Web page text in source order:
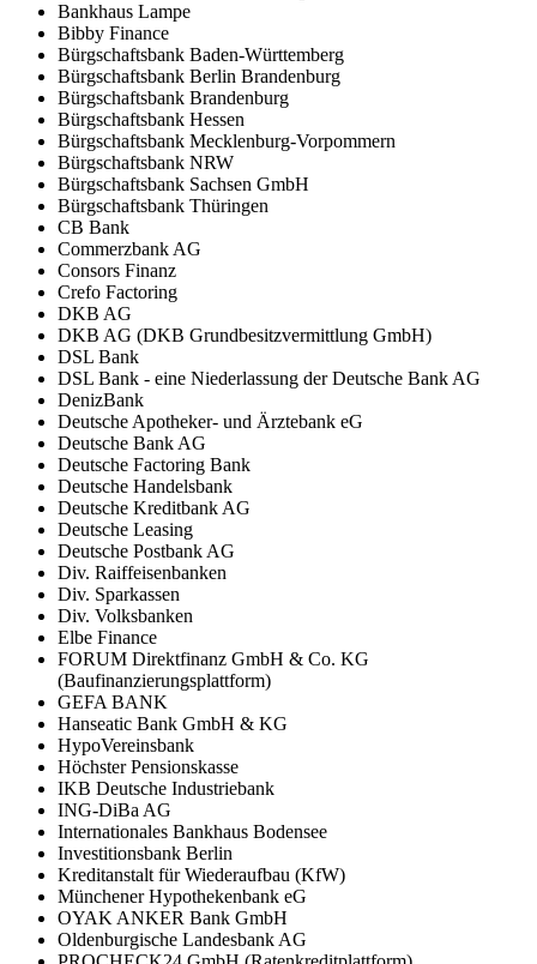
Bankhaus Lampe
Bibby Finance
Bürgschaftsbank Baden-Württemberg
Bürgschaftsbank Berlin Brandenburg
Bürgschaftsbank Brandenburg
Bürgschaftsbank Hessen
Bürgschaftsbank Mecklenburg-Vorpommern
Bürgschaftsbank NRW
Bürgschaftsbank Sachsen GmbH
Bürgschaftsbank Thüringen
CB Bank
Commerzbank AG
Consors Finanz
Crefo Factoring
DKB AG
DKB AG (DKB Grundbesitzvermittlung GmbH)
DSL Bank
DSL Bank - eine Niederlassung der Deutsche Bank AG
DenizBank
Deutsche Apotheker- und Ärztebank eG
Deutsche Bank AG
Deutsche Factoring Bank
Deutsche Handelsbank
Deutsche Kreditbank AG
Deutsche Leasing
Deutsche Postbank AG
Div. Raiffeisenbanken
Div. Sparkassen
Div. Volksbanken
Elbe Finance
FORUM Direktfinanz GmbH & Co. KG
(Baufinanzierungsplattform)
GEFA BANK
Hanseatic Bank GmbH & KG
HypoVereinsbank
Höchster Pensionskasse
IKB Deutsche Industriebank
ING-DiBa AG
Internationales Bankhaus Bodensee
Investitionsbank Berlin
Kreditanstalt für Wiederaufbau (KfW)
Münchener Hypothekenbank eG
OYAK ANKER Bank GmbH
Oldenburgische Landesbank AG